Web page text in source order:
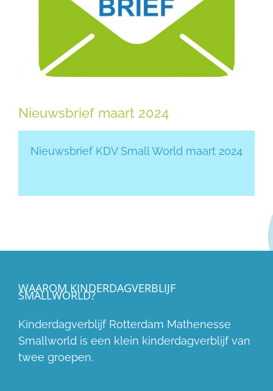
Nieuwsbrief maart 2024
Nieuwsbrief KDV Small World maart 2024
WAAROM KINDERDAGVERBLIJF
SMALLWORLD?
Kinderdagverblijf Rotterdam Mathenesse
Smallworld is een klein kinderdagverblijf van
twee groepen.